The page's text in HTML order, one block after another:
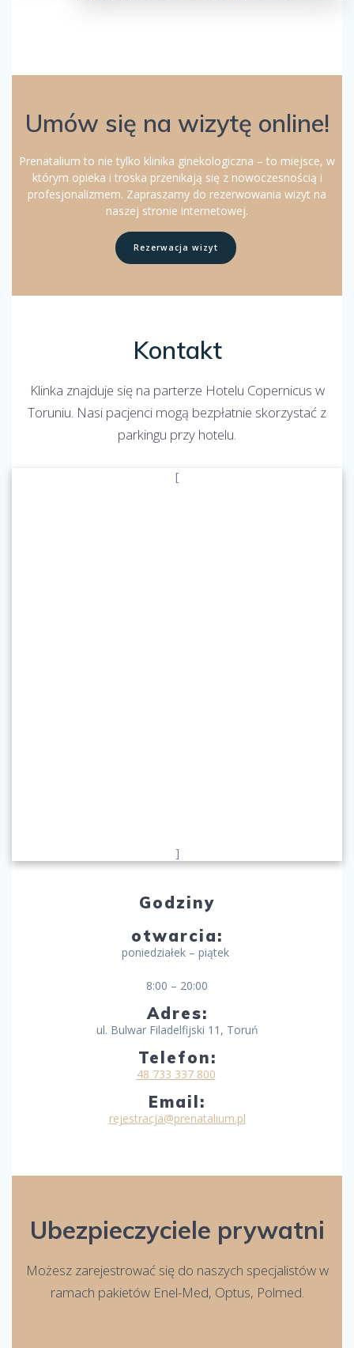
Umów się na wizytę online!
Prenatalium to nie tylko klinika ginekologiczna – to miejsce, w
którym opieka i troska przenikają się z nowoczesnością i
profesjonalizmem. Zapraszamy do rezerwowania wizyt na
naszej stronie internetowej.
Rezerwacja wizyt
Kontakt
Klinka znajduje się na parterze Hotelu Copernicus w
Toruniu. Nasi pacjenci mogą bezpłatnie skorzystać z
parkingu przy hotelu.
[
]
Godziny
otwarcia:
poniedziałek – piątek
8:00 – 20:00
Adres:
ul. Bulwar Filadelfijski 11, Toruń
Telefon:
48 733 337 800
Email:
rejestracja@prenatalium.pl
Ubezpieczyciele prywatni
Możesz zarejestrować się do naszych specjalistów w
ramach pakietów Enel-Med, Optus, Polmed.